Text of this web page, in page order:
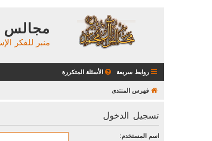
منبر للفكر
روابط سريعة الأسئلة المتكررة
فهرس المنتدى
تسجيل الدخول
اسم المستخدم: